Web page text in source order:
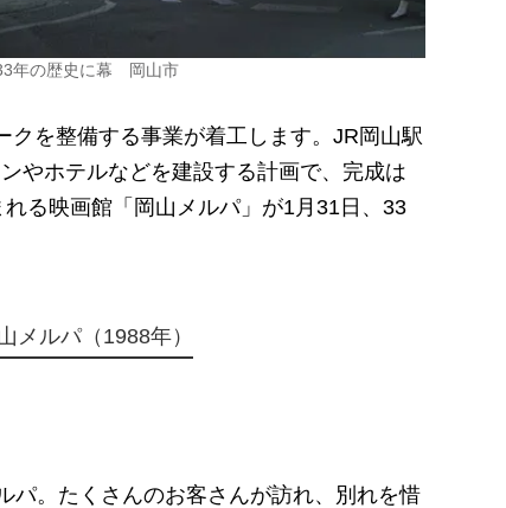
年の歴史に幕 岡山市
を整備する事業が着工します。JR岡山駅
やホテルなどを建設する計画で、完成は
る映画館「岡山メルパ」が1月31日、33
メルパ（1988年）
。たくさんのお客さんが訪れ、別れを惜